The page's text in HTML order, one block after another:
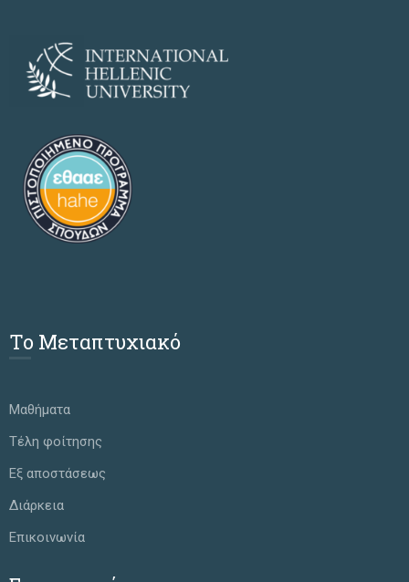
Το Μεταπτυχιακό
Μαθήματα
Τέλη φοίτησης
Εξ αποστάσεως
Διάρκεια
Επικοινωνία